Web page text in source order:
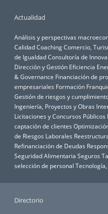
Actualidad
Análisis y perspectivas
CalidadCoachingComercio,
de IgualdadConsultoría de
Dirección y Gestión Eficiencia
& Governance Financiación de
empresariales Formación
Gestión de riesgos y
Ingeniería, Proyectos y Obras
Licitaciones y Concursos Públicos
captación de clientes
de Riesgos Laborales
Refinanciación de Deudas
Seguridad Alimentaria Seguros
selección de personal
Directorio